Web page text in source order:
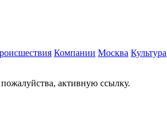
Компании Москва Культура
активную ссылку.